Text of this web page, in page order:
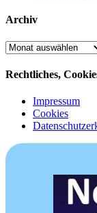
Archiv
Archiv
Rechtliches,
Impressum
Cookies